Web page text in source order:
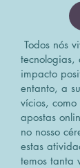
Todos nós
tecnologias,
impacto
entanto, a
vícios,
apostas
no nosso
estas
temos tanta